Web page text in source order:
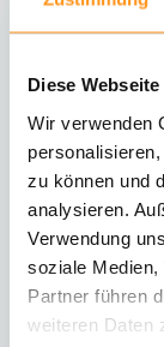
Diese
Wir verwenden
zu können und
analysieren.
Verwendung
soziale Medien,
Partner führen
weiteren Daten